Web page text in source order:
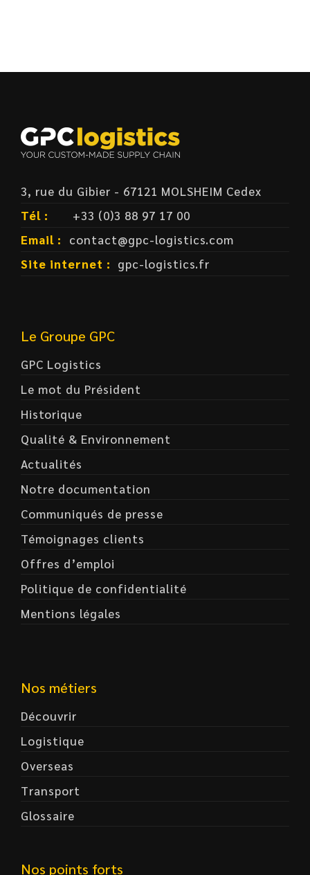
3, rue du Gibier - 67121 MOLSHEIM Cedex
Tél :
+33 (0)3 88 97 17 00
Email :
contact@gpc-logistics.com
Site internet : gpc-logistics.fr
Le Groupe GPC
GPC Logistics
Le mot du Président
Historique
Qualité & Environnement
Actualités
Notre documentation
Communiqués de presse
Témoignages clients
Offres d’emploi
Politique de confidentialité
Mentions légales
Nos métiers
Découvrir
Logistique
Overseas
Transport
Glossaire
Nos points forts